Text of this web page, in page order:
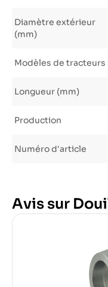
Diamètre extérieur
(mm)
Modèles de tracteurs
Longueur (mm)
Production
Numéro d'article
Avis sur